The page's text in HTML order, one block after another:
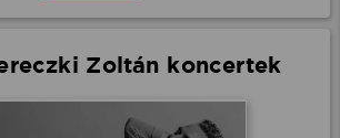
Zoltán koncertek